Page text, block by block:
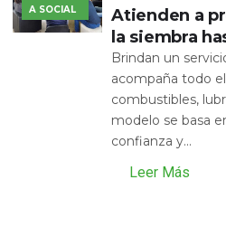
A SOCIAL
Atienden a
la siembra
Brindan un
acompaña todo
combustibles,
modelo se basa
confianza y...
Leer Más